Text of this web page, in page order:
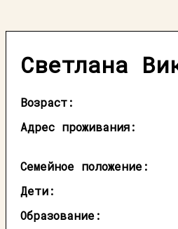
Светлана
Возраст:
Адрес проживания:
Семейное положение:
Дети:
Образование: